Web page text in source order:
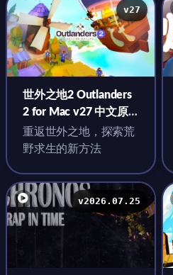
v27
世外之地2 Outlanders
2 for Mac v27 中文原
生版
重返世外之地，探索荒
野求生的新方法
v2026.07.25